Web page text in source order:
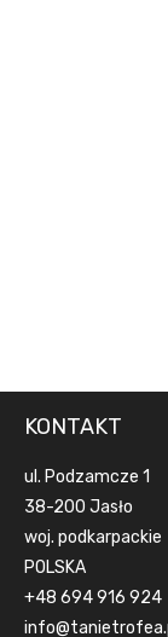
KONTAKT
ul. Podzamcze 1
38-200 Jasło
woj. podkarpackie
POLSKA
+48 694 916 924